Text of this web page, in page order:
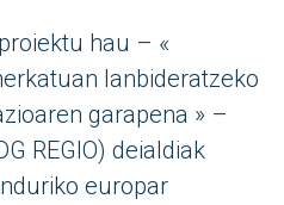
hau – «
lanbideratzeko
garapena » –
REGIO) deialdiak
europar